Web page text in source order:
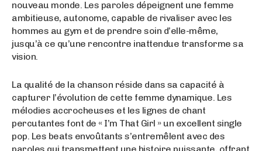
nouveau monde. Les paroles dépeignent une femme
ambitieuse, autonome, capable de rivaliser avec les
hommes au gym et de prendre soin d’elle-même,
jusqu’à ce qu’une rencontre inattendue transforme sa
vision.
La qualité de la chanson réside dans sa capacité à
capturer l’évolution de cette femme dynamique. Les
mélodies accrocheuses et les lignes de chant
percutantes font de « I’m That Girl » un excellent single
pop. Les beats envoûtants s’entremêlent avec des